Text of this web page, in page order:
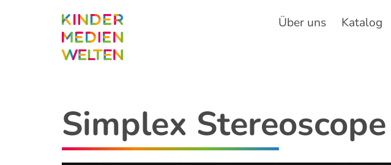
Über uns Katalog
Simplex Stereoscope